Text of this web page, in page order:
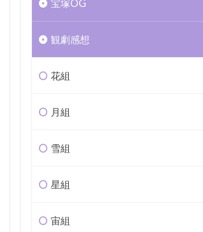
宝塚OG
観劇感想
花組
月組
雪組
星組
宙組